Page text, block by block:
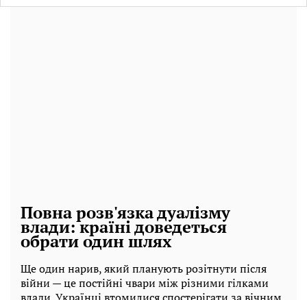
Повна розв'язка дуалізму
влади: країні доведеться
обрати один шлях
Ще один нарив, який планують розітнути після
війни — це постійні чвари між різними гілками